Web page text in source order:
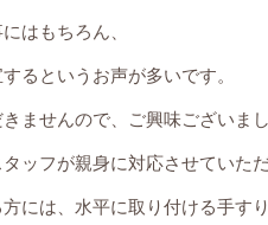
はもちろん、
るというお声が多いです。
ませんので、ご興味ございま
ッフが親身に対応させていただ
には、水平に取り付ける手す